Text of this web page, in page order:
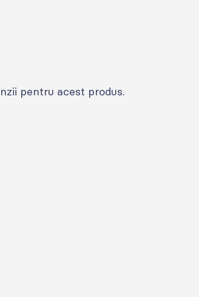
pentru acest produs.